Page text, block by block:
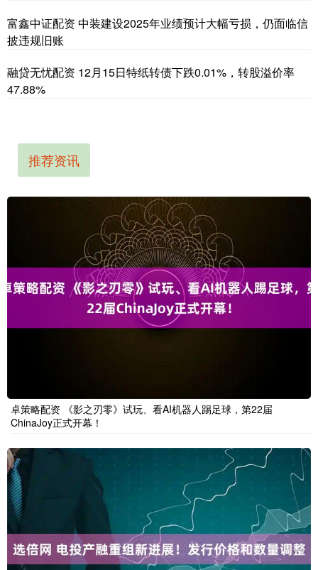
富鑫中证配资 中装建设2025年业绩预计大幅亏损，仍面临信
披违规旧账
融贷无忧配资 12月15日特纸转债下跌0.01%，转股溢价率
47.88%
推荐资讯
卓策略配资 《影之刃零》试玩、看AI机器人踢足球，第22届
ChinaJoy正式开幕！